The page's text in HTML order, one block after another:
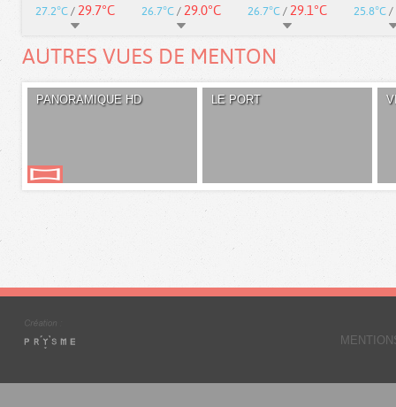
27.2°C / 29.7°C 26.7°C / 29.0°C 26.7°C / 29.1°C 25.8°C /
AUTRES VUES DE MENTON
PANORAMIQUE HD LE PORT